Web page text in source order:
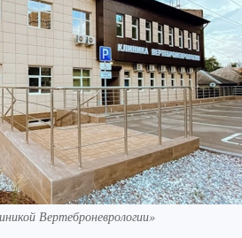
Вертеброневрологии»